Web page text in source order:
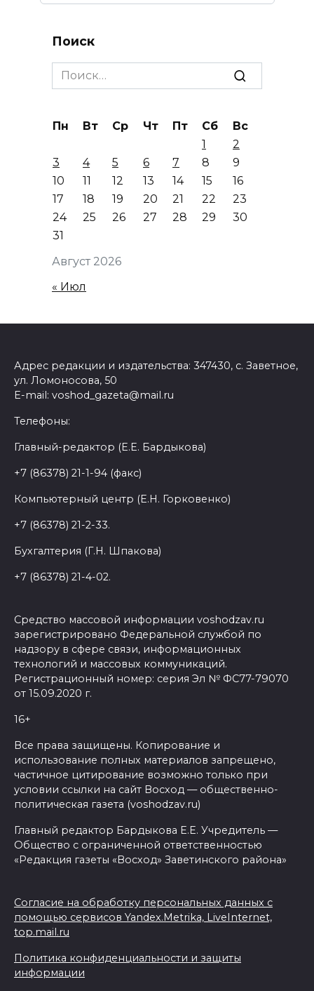
Поиск
Search
for:
Август 2026
Пн Вт Ср Чт Пт Сб
Вс
1
2
3
4 5 6 7 8
9
10
11 12 13 14 15
16
17
18 19 20 21 22
23
24
25 26 27 28 29
30
31
« Июл
Адрес редакции и издательства: 347430, с. Заветное,
ул. Ломоносова, 50
E-mail: voshod_gazeta@mail.ru
Телефоны:
Главный-редактор (Е.Е. Бардыкова)
+7 (86378) 21-1-94 (факс)
Компьютерный центр (Е.Н. Горковенко)
+7 (86378) 21-2-33.
Бухгалтерия (Г.Н. Шпакова)
+7 (86378) 21-4-02.
Средство массовой информации voshodzav.ru
зарегистрировано Федеральной службой по
надзору в сфере связи, информационных
технологий и массовых коммуникаций.
Регистрационный номер: серия Эл № ФС77-79070
от 15.09.2020 г.
16+
Все права защищены. Копирование и
использование полных материалов запрещено,
частичное цитирование возможно только при
условии ссылки на сайт Восход — общественно-
политическая газета (voshodzav.ru)
Главный редактор Бардыкова Е.Е. Учредитель —
Общество с ограниченной ответственностью
«Редакция газеты «Восход» Заветинского района»
Согласие на обработку персональных данных с
помощью сервисов Yandex.Metrika, LiveInternet,
top.mail.ru
Политика конфиденциальности и защиты
информации